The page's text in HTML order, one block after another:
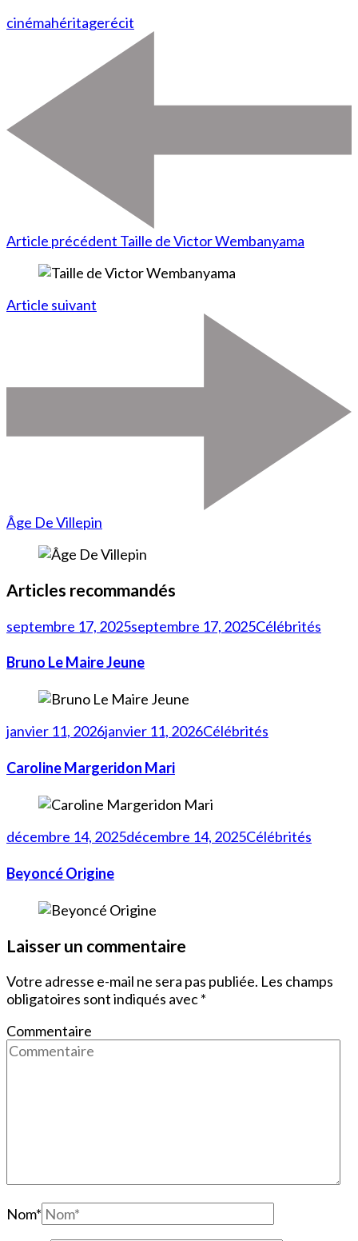
cinémahéritagerécit
Article précédent Taille de Victor Wembanyama
Article suivant
Âge De Villepin
Articles recommandés
septembre 17, 2025septembre 17, 2025Célébrités
Bruno Le Maire Jeune
janvier 11, 2026janvier 11, 2026Célébrités
Caroline Margeridon Mari
décembre 14, 2025décembre 14, 2025Célébrités
Beyoncé Origine
Laisser un commentaire
Votre adresse e-mail ne sera pas publiée. Les champs
obligatoires sont indiqués avec*
Commentaire
Nom*